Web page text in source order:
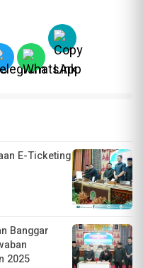
E-Ticketing
Banggar
2025